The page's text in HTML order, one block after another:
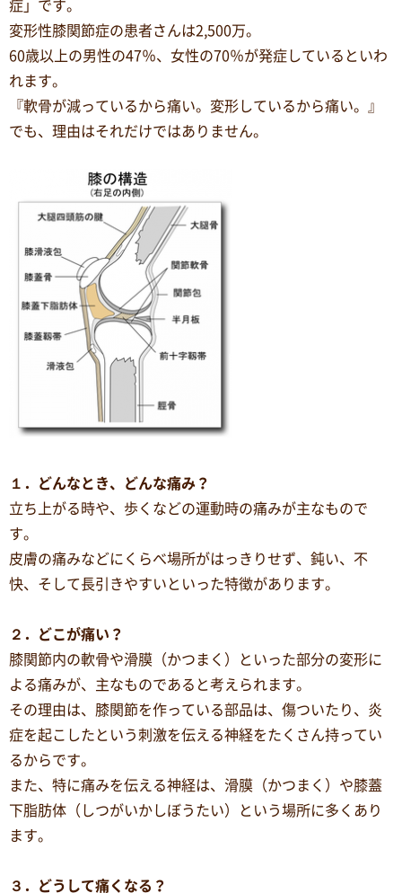
症」です。
変形性膝関節症の患者さんは2,500万。
60歳以上の男性の47％、女性の70％が発症しているといわ
れます。
『軟骨が減っているから痛い。変形しているから痛い。』
でも、理由はそれだけではありません。
１．どんなとき、どんな痛み？
立ち上がる時や、歩くなどの運動時の痛みが主なもので
す。
皮膚の痛みなどにくらべ場所がはっきりせず、鈍い、不
快、そして長引きやすいといった特徴があります。
２．どこが痛い？
膝関節内の軟骨や滑膜（かつまく）といった部分の変形に
よる痛みが、主なものであると考えられます。
その理由は、膝関節を作っている部品は、傷ついたり、炎
症を起こしたという刺激を伝える神経をたくさん持ってい
るからです。
また、特に痛みを伝える神経は、滑膜（かつまく）や膝蓋
下脂肪体（しつがいかしぼうたい）という場所に多くあり
ます。
３．どうして痛くなる？